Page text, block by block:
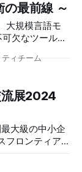
だきました！
の皆様に直接ご
ースまでお立
最前線 ～
欠なツールと
ロセスの効率
新をもたらし
伴い、新たな
れらのリスク
。 本記
ューション
LLMの入力と
最小限に抑え
ューションで
ィチーム
流展2024
大級の中小企
フロンティア